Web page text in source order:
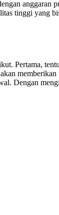
tinggi yang
Pertama,
Dengan